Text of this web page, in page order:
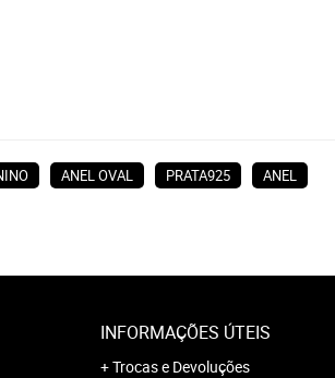
ANEL OVAL PRATA925 ANEL
INFORMAÇÕES ÚTEIS
Trocas e Devoluções